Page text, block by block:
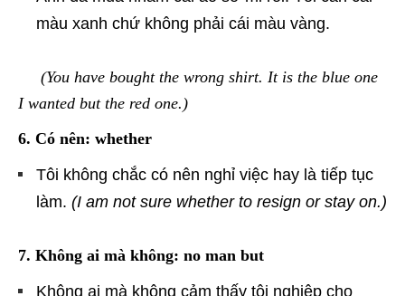
màu xanh chứ không phải cái màu vàng.
(You have bought the wrong shirt. It is the blue one
I wanted but the red one.)
6. Có nên: whether
Tôi không chắc có nên nghỉ việc hay là tiếp tục
làm. (I am not sure whether to resign or stay on.)
7. Không ai mà không: no man but
Không ai mà không cảm thấy tội nghiệp cho